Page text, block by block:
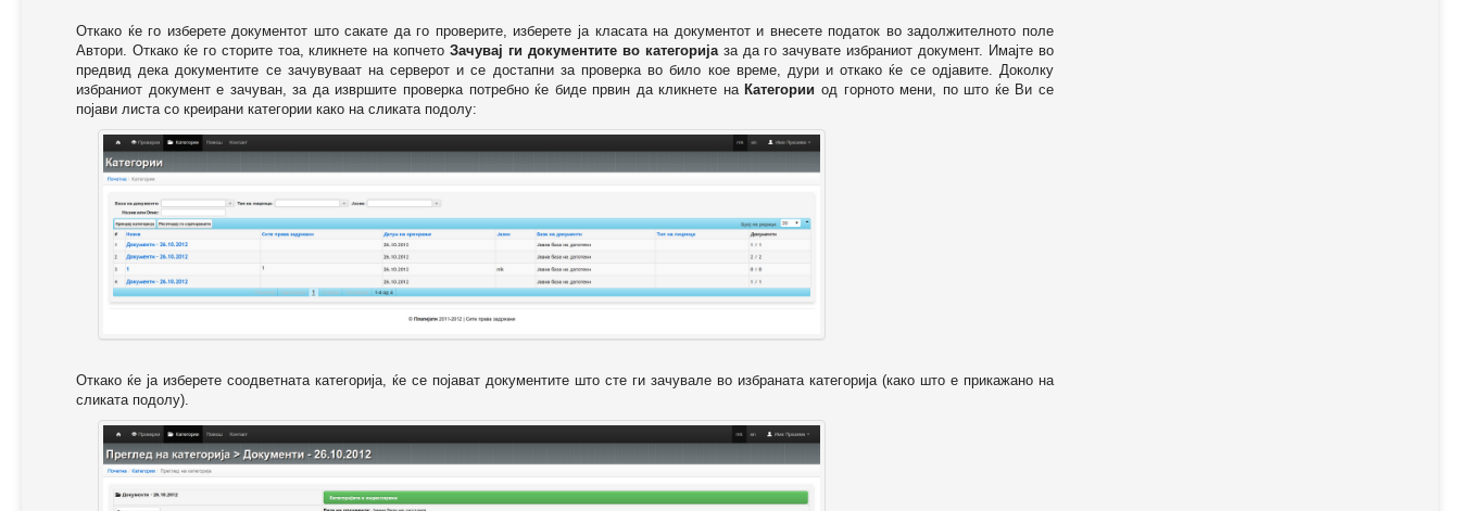
Откако ќе го изберете документот што сакате да го проверите, изберете ја класата на документот и внесете податок во задолжителното поле
Автори. Откако ќе го сторите тоа, кликнете на копчетоЗачувај ги документите во категоријаза да го зачувате избраниот документ. Имајте во
предвид дека документите се зачувуваат на серверот и се достапни за проверка во било кое време, дури и откако ќе се одјавите. Доколку
избраниот документ е зачуван, за да извршите проверка потребно ќе биде првин да кликнете на Категории од горното мени, по што ќе Ви се
појави листа со креирани категории како на сликата подолу:
Откако ќе ја изберете соодветната категорија, ќе се појават документите што сте ги зачувале во избраната категорија (како што е прикажано на
сликата подолу).